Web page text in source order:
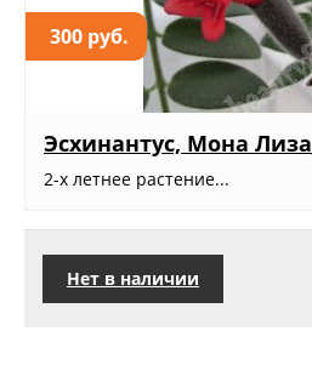
300 руб.
Эсхинантус, Мона Лиза
2-х летнее растение...
Нет в наличии